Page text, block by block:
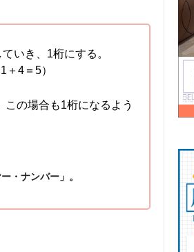
いき、1桁にする。
4＝5）
の場合も1桁になるよう
・ナンバー」。